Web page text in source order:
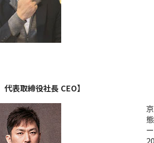
代表取締役社長 CEO】